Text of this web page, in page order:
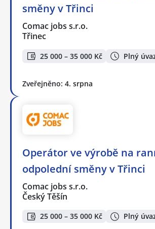
směny v Třinci
Comac jobs s.r.o.
Třinec
25 000 – 35 000 Kč Plný
Zveřejněno: 4. srpna
Operátor ve výrobě na
odpolední směny v Třinci
Comac jobs s.r.o.
Český Těšín
25 000 – 35 000 Kč Plný